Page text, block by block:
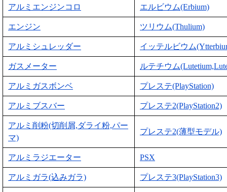
アルミエンジンコロ エルビウム(Erbium)
エンジン ツリウム(Thulium)
アルミシュレッダー イッテルビウム
ガスメーター ルテチウム
アルミガスボンベ プレステ(PlayStation)
アルミブスバー プレステ2(PlayStation2)
アルミ削粉(切削屑,ダライ粉,パー
マ)
プレステ2(薄型モデル)
アルミラジエーター PSX
アルミガラ(込みガラ) プレステ3(PlayStation3)